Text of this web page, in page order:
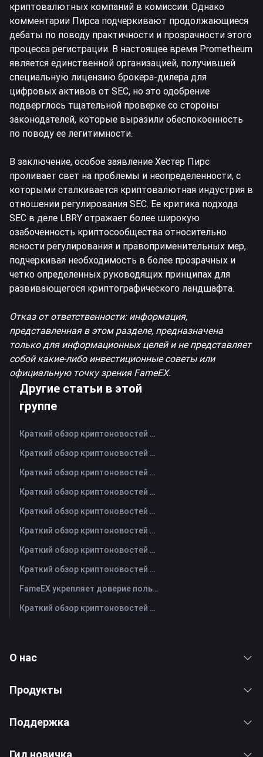
криптовалютных компаний в комиссии. Однако
комментарии Пирса подчеркивают продолжающиеся
дебаты по поводу практичности и прозрачности этого
процесса регистрации. В настоящее время Prometheum
является единственной организацией, получившей
специальную лицензию брокера-дилера для
цифровых активов от SEC, но это одобрение
подверглось тщательной проверке со стороны
законодателей, которые выразили обеспокоенность
по поводу ее легитимности.
В заключение, особое заявление Хестер Пирс
проливает свет на проблемы и неопределенности, с
которыми сталкивается криптовалютная индустрия в
отношении регулирования SEC. Ее критика подхода
SEC в деле LBRY отражает более широкую
озабоченность криптосообщества относительно
ясности регулирования и правоприменительных мер,
подчеркивая необходимость в более прозрачных и
четко определенных руководящих принципах для
развивающегося криптографического ландшафта.
Отказ от ответственности: информация,
представленная в этом разделе, предназначена
только для информационных целей и не представляет
собой какие-либо инвестиционные советы или
официальную точку зрения FameEX.
Другие статьи в этой
группе
Краткий обзор криптоновостей FameEX за сегодня | 7 августа 2026 г
Краткий обзор криптоновостей FameEX за сегодня | 6 августа 2026 г
Краткий обзор криптоновостей FameEX за сегодня | 5 августа 2026 г
Краткий обзор криптоновостей FameEX за сегодня | 4 августа 2026 г
Краткий обзор криптоновостей FameEX за сегодня | 3 августа 2026 г
Краткий обзор криптоновостей FameEX за сегодня | 31 июля 2026 г
Краткий обзор криптоновостей FameEX за сегодня | 30 июля 2026 г
Краткий обзор криптоновостей FameEX за сегодня | 29 июля 2026 г
FameEX укрепляет доверие пользователей благодаря восьми годам стабильной работы и глобальному росту
Краткий обзор криптоновостей FameEX за сегодня | 28 июля 2026 г
О нас
Продукты
Поддержка